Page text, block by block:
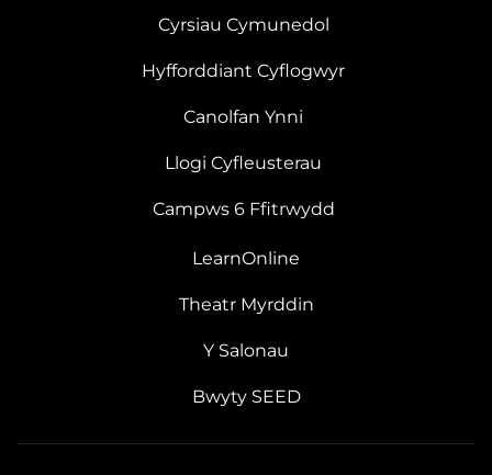
Cyrsiau Cymunedol
Hyfforddiant Cyflogwyr
Canolfan Ynni
Llogi Cyfleusterau
Campws 6 Ffitrwydd
LearnOnline
Theatr Myrddin
Y Salonau
Bwyty SEED